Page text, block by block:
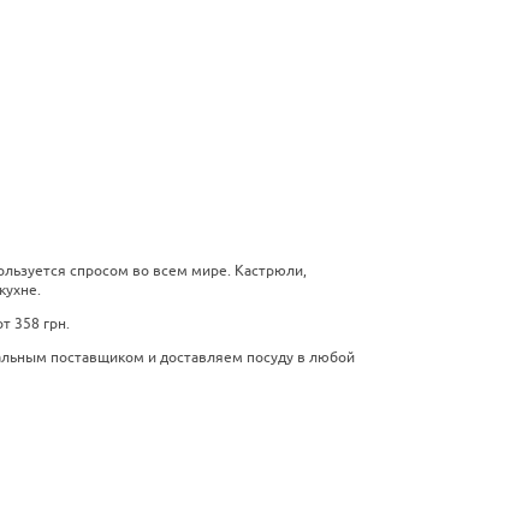
спросом во всем мире. Кастрюли,
358 грн.
поставщиком и доставляем посуду в любой